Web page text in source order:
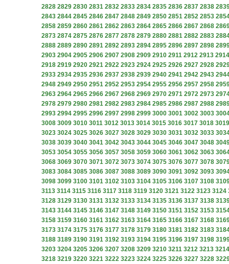
2828 2829 2830 2831 2832 2833 2834 2835 2836 2837 2838
2843 2844 2845 2846 2847 2848 2849 2850 2851 2852 2853
2858 2859 2860 2861 2862 2863 2864 2865 2866 2867 2868
2873 2874 2875 2876 2877 2878 2879 2880 2881 2882 2883
2888 2889 2890 2891 2892 2893 2894 2895 2896 2897 2898
2903 2904 2905 2906 2907 2908 2909 2910 2911 2912 2913 2914
2918 2919 2920 2921 2922 2923 2924 2925 2926 2927 2928
2933 2934 2935 2936 2937 2938 2939 2940 2941 2942 2943
2948 2949 2950 2951 2952 2953 2954 2955 2956 2957 2958
2963 2964 2965 2966 2967 2968 2969 2970 2971 2972 2973
2978 2979 2980 2981 2982 2983 2984 2985 2986 2987 2988
2993 2994 2995 2996 2997 2998 2999 3000 3001 3002 3003
3008 3009 3010 3011 3012 3013 3014 3015 3016 3017 3018 3019
3023 3024 3025 3026 3027 3028 3029 3030 3031 3032 3033
3038 3039 3040 3041 3042 3043 3044 3045 3046 3047 3048
3053 3054 3055 3056 3057 3058 3059 3060 3061 3062 3063
3068 3069 3070 3071 3072 3073 3074 3075 3076 3077 3078
3083 3084 3085 3086 3087 3088 3089 3090 3091 3092 3093
3098 3099 3100 3101 3102 3103 3104 3105 3106 3107 3108
3113 3114 3115 3116 3117 3118 3119 3120 3121 3122 3123 3124
3128 3129 3130 3131 3132 3133 3134 3135 3136 3137 3138
3143 3144 3145 3146 3147 3148 3149 3150 3151 3152 3153
3158 3159 3160 3161 3162 3163 3164 3165 3166 3167 3168
3173 3174 3175 3176 3177 3178 3179 3180 3181 3182 3183
3188 3189 3190 3191 3192 3193 3194 3195 3196 3197 3198
3203 3204 3205 3206 3207 3208 3209 3210 3211 3212 3213 3214
3218 3219 3220 3221 3222 3223 3224 3225 3226 3227 3228